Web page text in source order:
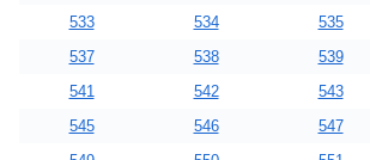
533
534 535
537
538 539
541
542 543
545
546 547